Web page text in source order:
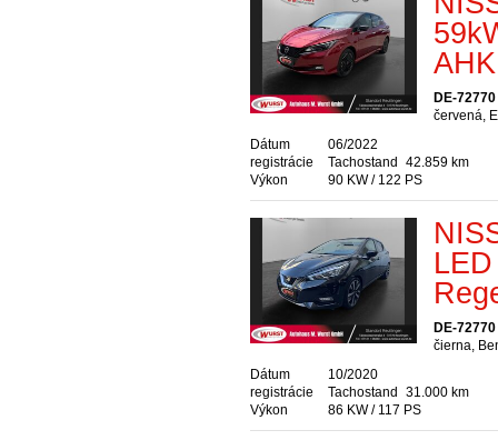
AHK
DE-
červená,
Dátum
registrácie
06/2022
Tachostand
42.859 km
Výkon
90 KW / 122 PS
DE-
čierna,
Dátum
registrácie
10/2020
Tachostand
31.000 km
Výkon
86 KW / 117 PS